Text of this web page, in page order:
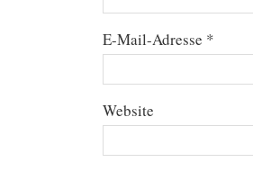
E-Mail-Adresse *
Website